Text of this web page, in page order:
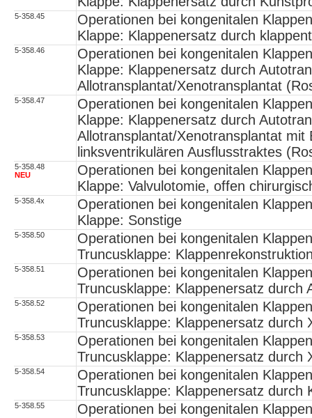
5-358.45
Operationen bei kongenitalen
Klappe: Klappenersatz durch
5-358.46
Operationen bei kongenitalen
Klappe: Klappenersatz durch
Allotransplantat/Xenotransplantat
5-358.47
Operationen bei kongenitalen
Klappe: Klappenersatz durch
Allotransplantat/Xenotransplantat mit
linksventrikulären Ausflusstraktes
5-358.48
NEU
Operationen bei kongenitalen
Klappe: Valvulotomie, offen
5-358.4x
Operationen bei kongenitalen
Klappe: Sonstige
5-358.50
Operationen bei kongenitalen
Truncusklappe:
5-358.51
Operationen bei kongenitalen
Truncusklappe: Klappenersatz durch
5-358.52
Operationen bei kongenitalen
Truncusklappe: Klappenersatz durch
5-358.53
Operationen bei kongenitalen
Truncusklappe: Klappenersatz durch
5-358.54
Operationen bei kongenitalen
Truncusklappe: Klappenersatz durch
5-358.55
Operationen bei kongenitalen